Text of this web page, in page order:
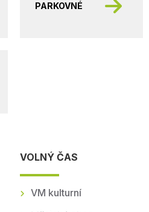
PARKOVNÉ
VOLNÝ ČAS
VM kulturní